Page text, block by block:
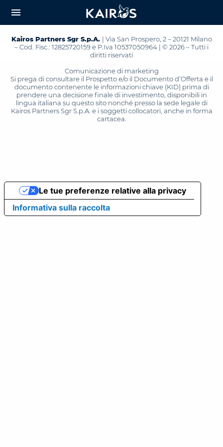
CONTENT
menu
Kairos Partners Sgr S.p.A. | Via San Prospero, 2 – 20121 Milano
– Cod. Fisc.: 12825720159 e P.Iva 10537050964 | © 2026 – Tutti i
diritti riservati
Comunicazione di marketing
Si prega di consultare il Prospetto e/o il Documento d’Offerta e il
documento contenente le informazioni chiave (KID) prima di
prendere una decisione finale di investimento, disponibili in
lingua italiana su questo sito nonché presso la sede legale di
Kairos Partners Sgr S.p.A. e i soggetti collocatori, anche in forma
cartacea.
Informativa sulla raccolta
Le tue preferenze relative alla privacy